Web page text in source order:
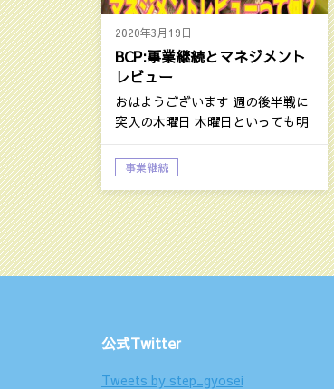
2020年3月19日
BCP:事業継続とマネジメント
レビュー
おはようございます 週の後半戦に
突入の木曜日 木曜日といっても明
事業継続
大庭孝志日記：今日の話題
ＢＣＰ
公式Twitter
Tweets by step_gyosei